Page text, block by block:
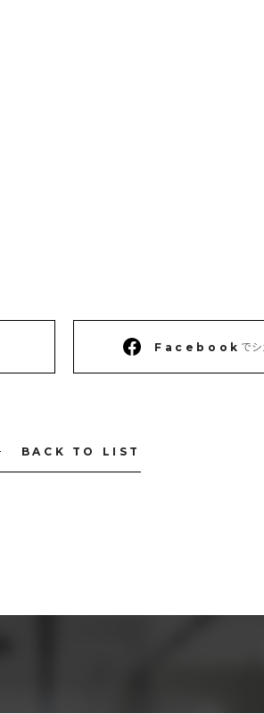
Facebook で
BACK TO LIST